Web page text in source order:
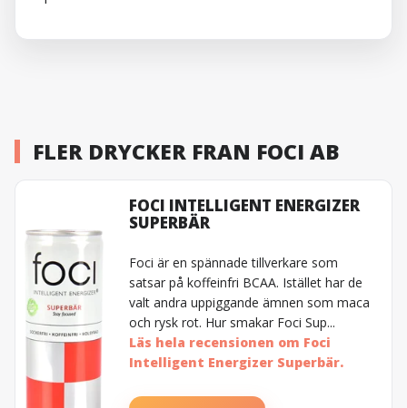
FLER DRYCKER FRAN FOCI AB
FOCI INTELLIGENT ENERGIZER
SUPERBÄR
Foci är en spännade tillverkare som
satsar på koffeinfri BCAA. Istället har de
valt andra uppiggande ämnen som maca
och rysk rot. Hur smakar Foci Sup...
Läs hela recensionen om Foci
Intelligent Energizer Superbär.